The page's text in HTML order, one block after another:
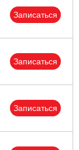
Записаться
Записаться
Записаться